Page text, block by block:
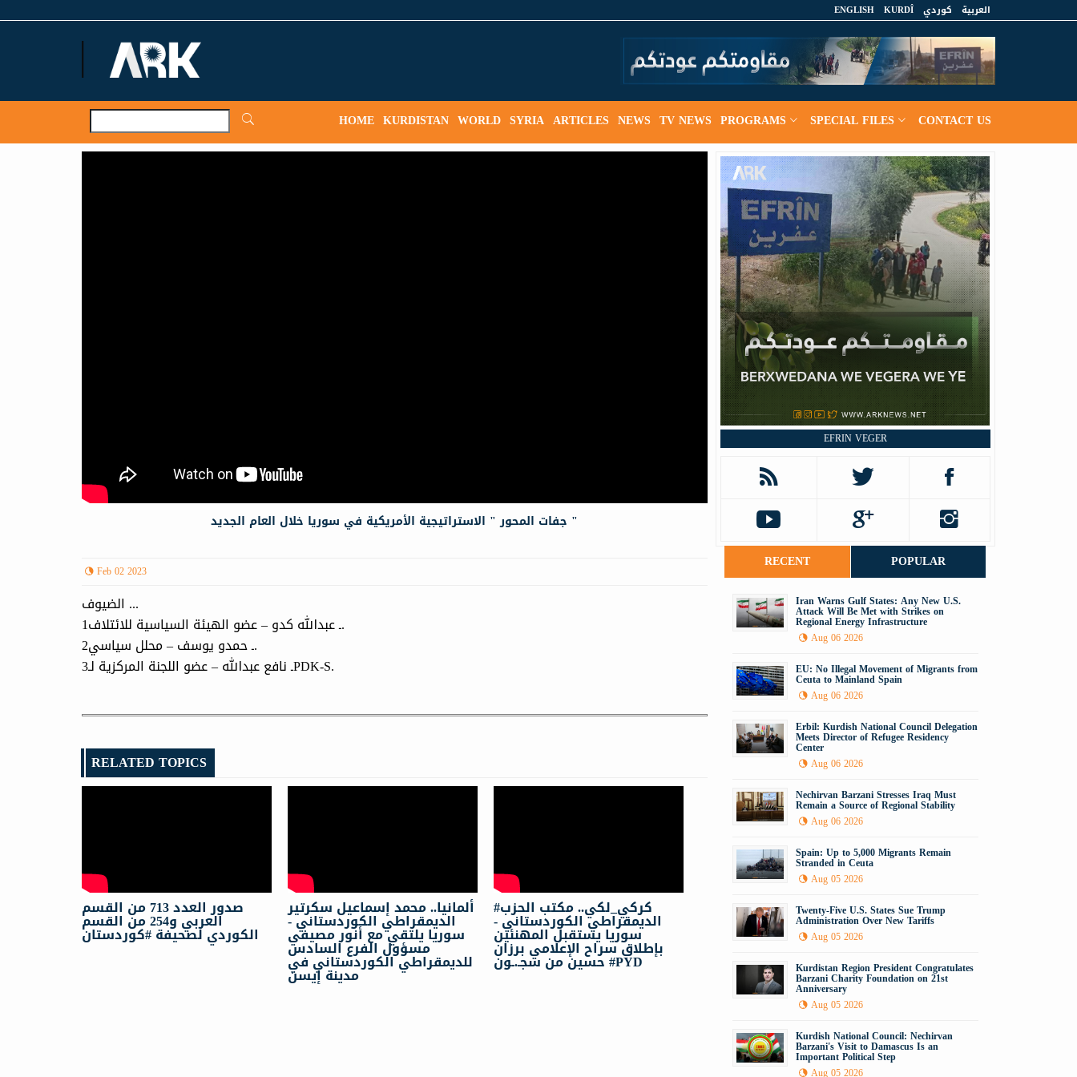
العربية كوردي KURDÎ
ENGLISH
HOME KURDISTAN WORLD SYRIA ARTICLES NEWS TV NEWS PROGRAMS SPECIAL FILES CONTACT US
جفات المحور " الاستراتيجية الأمريكية في سوريا خلال العام الجديد "
Feb 02 2023
الضيوف ...
1ـ عبدالله كدو – عضو الهيئة السياسية للائتلاف.
2ـ حمدو يوسف – محلل سياسي.
3ـ نافع عبدالله – عضو اللجنة المركزية لـPDK-S.
RELATED TOPICS
صدور العدد 713 من القسم
العربي و254 من القسم
الكوردي لصحيفة #كوردستان
ألمانيا.. محمد إسماعيل سكرتیر
الدیمقراطي الكوردستاني -
سوريا يلتقي مع أنور مصيفي
مسؤول الفرع السادس
للديمقراطي الكوردستاني في
مدينة إيسن
#كركي_لكي.. مكتب الحزب
الديمقراطي الكوردستاني -
سوريا يستقبل المهنئين
بإطلاق سراح الإعلامي برزان
حسين من سجـ.ـون #PYD
EFRIN VEGER
RECENT POPULAR
Iran Warns Gulf States: Any New U.S.
Attack Will Be Met with Strikes on
Regional Energy Infrastructure
Aug 06 2026
EU: No Illegal Movement of Migrants from
Ceuta to Mainland Spain
Aug 06 2026
Erbil: Kurdish National Council Delegation
Meets Director of Refugee Residency
Center
Aug 06 2026
Nechirvan Barzani Stresses Iraq Must
Remain a Source of Regional Stability
Aug 06 2026
Spain: Up to 5,000 Migrants Remain
Stranded in Ceuta
Aug 05 2026
Twenty-Five U.S. States Sue Trump
Administration Over New Tariffs
Aug 05 2026
Kurdistan Region President Congratulates
Barzani Charity Foundation on 21st
Anniversary
Aug 05 2026
Kurdish National Council: Nechirvan
Barzani's Visit to Damascus Is an
Important Political Step
Aug 05 2026